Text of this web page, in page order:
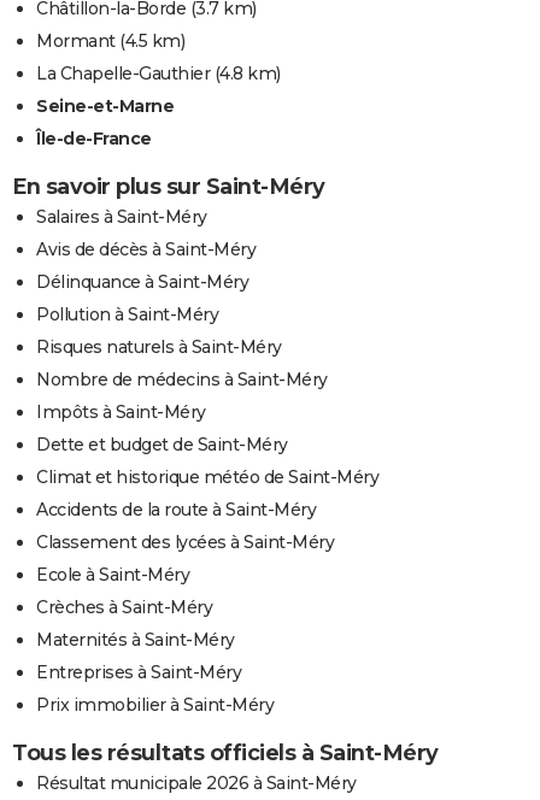
Châtillon-la-Borde (3.7 km)
Mormant(4.5 km)
La Chapelle-Gauthier(4.8 km)
Seine-et-Marne
Île-de-France
En savoir plus sur Saint-Méry
Salaires à Saint-Méry
Avis de décès à Saint-Méry
Délinquance à Saint-Méry
Pollution à Saint-Méry
Risques naturels à Saint-Méry
Nombre de médecins à Saint-Méry
Impôts à Saint-Méry
Dette et budget de Saint-Méry
Climat et historique météo de Saint-Méry
Accidents de la route à Saint-Méry
Classement des lycées à Saint-Méry
Ecole à Saint-Méry
Crèches à Saint-Méry
Maternités à Saint-Méry
Entreprises à Saint-Méry
Prix immobilier à Saint-Méry
Tous les résultats officiels à Saint-Méry
Résultat municipale 2026 à Saint-Méry